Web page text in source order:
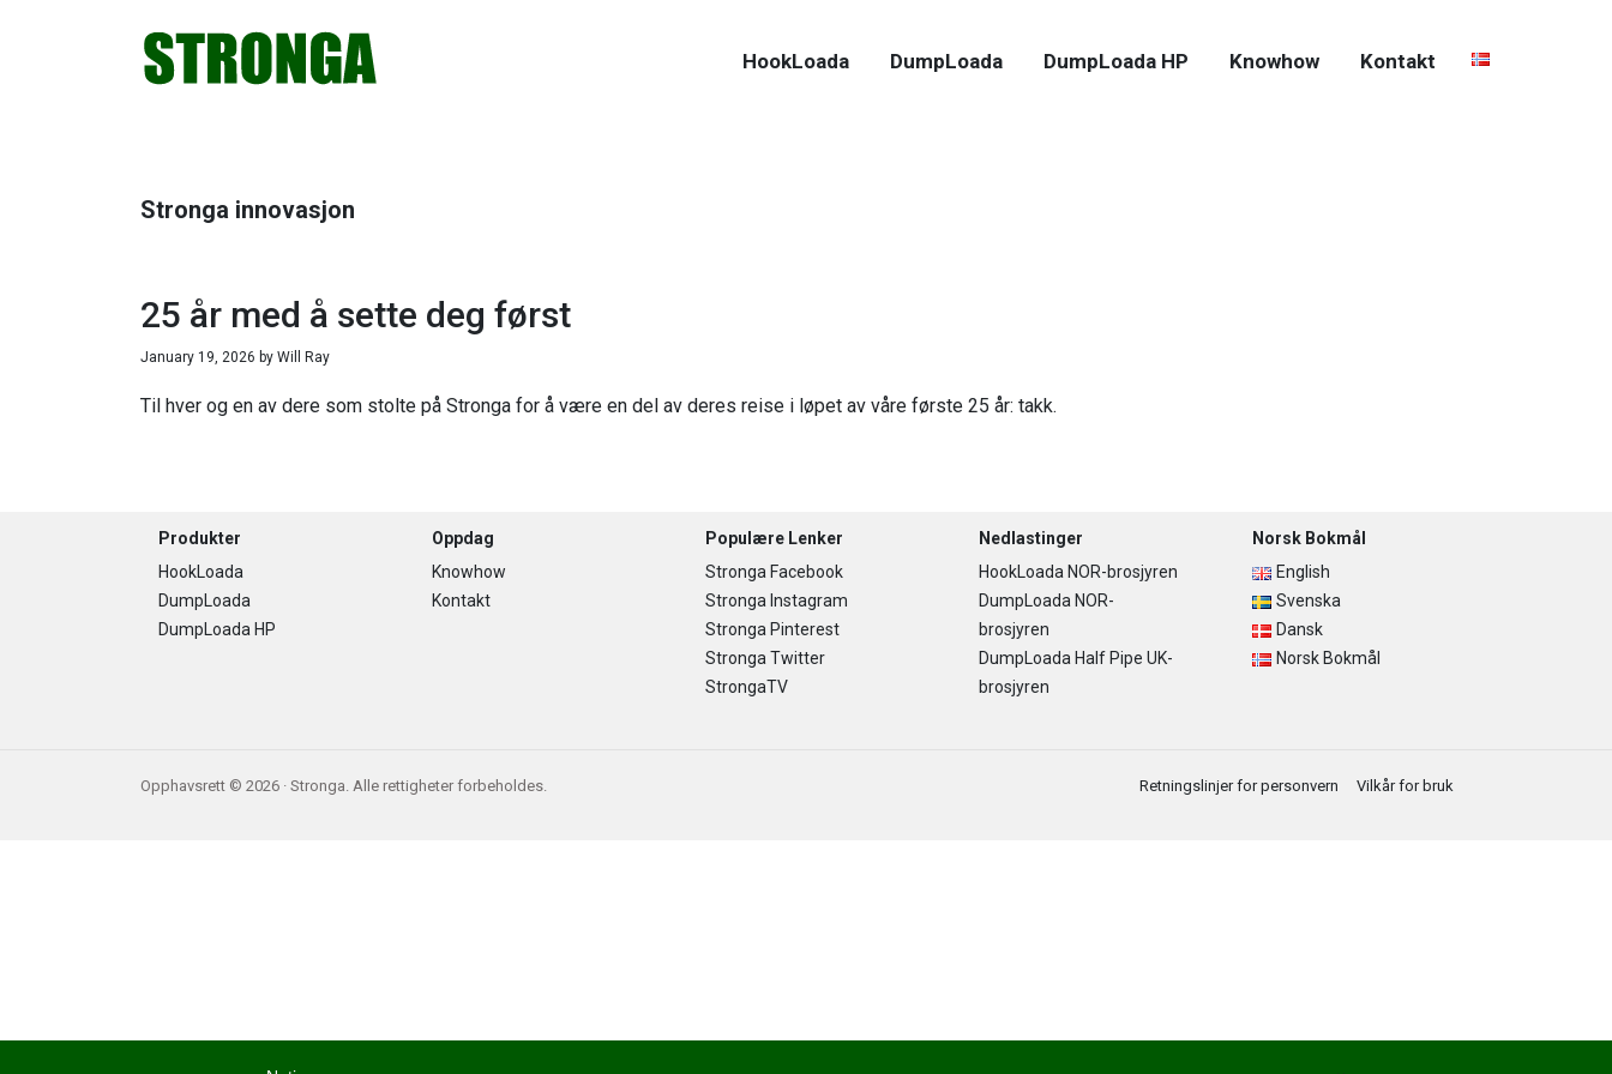
HookLoada DumpLoada DumpLoada HP Knowhow Kontakt
Stronga innovasjon
25 år med å sette deg først
January 19, 2026 by Will Ray
Til hver og en av dere som stolte på Stronga for å være en del av deres reise i løpet av våre første 25 år: takk.
Footer
Produkter
HookLoada
DumpLoada
DumpLoada HP
Oppdag
Knowhow
Kontakt
Populære Lenker
Stronga Facebook
Stronga Instagram
Stronga Pinterest
Stronga Twitter
StrongaTV
Nedlastinger
HookLoada NOR-brosjyren
DumpLoada NOR-
brosjyren
DumpLoada Half Pipe UK-
brosjyren
Norsk Bokmål
English
Svenska
Dansk
Norsk Bokmål
Opphavsrett © 2026 · Stronga. Alle rettigheter forbeholdes. Retningslinjer for personvern Vilkår for bruk